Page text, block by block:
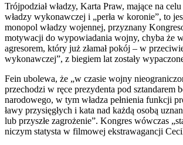
Trójpodział władzy, Karta Praw, mające na
władzy wykonawczej i „perła w koronie”, to
monopol władzy wojennej, przyznany
motywacji do wypowiadania wojny, chyba że
agresorem, który już złamał pokój – w
wykonawczej”, z biegiem lat zostały
Fein ubolewa, że „w czasie wojny
przechodzi w ręce prezydenta pod sztandarem
narodowego, w tym władza pełnienia funkcji
ławy przysięgłych i kata nad każdą osobą
lub przyszłe zagrożenie”. Kongres wówczas
niczym statysta w filmowej ekstrawagancji